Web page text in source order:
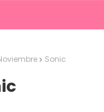
Sonic